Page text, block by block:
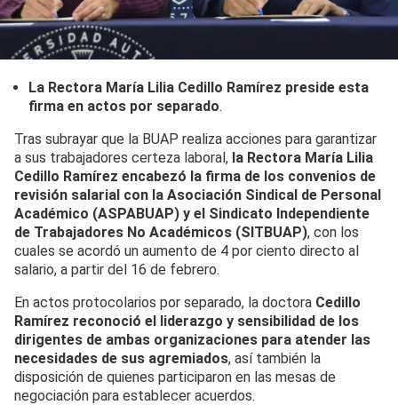
La Rectora María Lilia Cedillo Ramírez preside esta
firma en actos por separado.
Tras subrayar que la BUAP realiza acciones para garantizar
a sus trabajadores certeza laboral, la Rectora María Lilia
Cedillo Ramírez encabezó la firma de los convenios de
revisión salarial con la Asociación Sindical de Personal
Académico (ASPABUAP) y el Sindicato Independiente
de Trabajadores No Académicos (SITBUAP), con los
cuales se acordó un aumento de 4 por ciento directo al
salario, a partir del 16 de febrero.
En actos protocolarios por separado, la doctora Cedillo
Ramírez reconoció el liderazgo y sensibilidad de los
dirigentes de ambas organizaciones para atender las
necesidades de sus agremiados, así también la
disposición de quienes participaron en las mesas de
negociación para establecer acuerdos.